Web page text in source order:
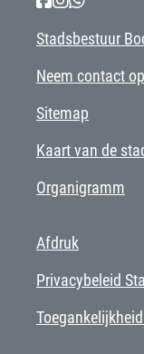
Stadsbestuur
Neem contact
Sitemap
Kaart van de
Organigramm
Afdruk
Privacybeleid